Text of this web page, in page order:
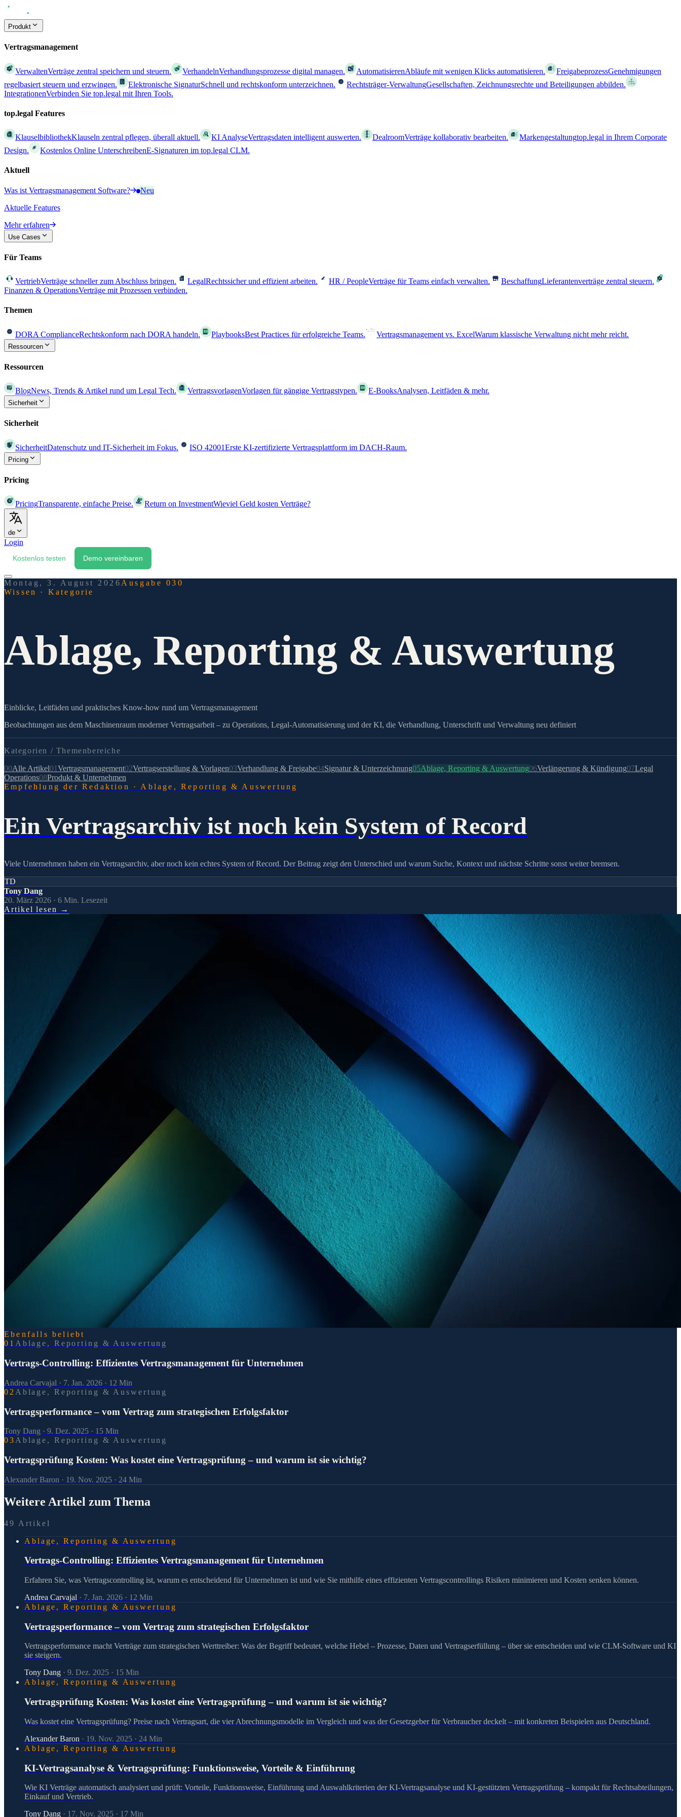
Produkt
Vertragsmanagement
VerwaltenVerträge zentral speichern und steuern. VerhandelnVerhandlungsprozesse digital managen. AutomatisierenAbläufe mit wenigen Klicks automatisieren. FreigabeprozessGenehmigungen
regelbasiert steuern und erzwingen.
Elektronische SignaturSchnell und rechtskonform unterzeichnen. Rechtsträger-VerwaltungGesellschaften, Zeichnungsrechte und Beteiligungen abbilden.
IntegrationenVerbinden Sie top.legal mit Ihren Tools.
top.legal Features
KlauselbibliothekKlauseln zentral pflegen, überall aktuell. KI AnalyseVertragsdaten intelligent auswerten. DealroomVerträge kollaborativ bearbeiten. Markengestaltungtop.legal in Ihrem Corporate
Design.
Kostenlos Online UnterschreibenE-Signaturen im top.legal CLM.
Aktuell
Was ist Vertragsmanagement Software?
Neu
Aktuelle Features
Mehr erfahren
Use Cases
Für Teams
VertriebVerträge schneller zum Abschluss bringen. LegalRechtssicher und effizient arbeiten. HR / PeopleVerträge für Teams einfach verwalten. BeschaffungLieferantenverträge zentral steuern.
Finanzen & OperationsVerträge mit Prozessen verbinden.
Themen
DORA ComplianceRechtskonform nach DORA handeln. PlaybooksBest Practices für erfolgreiche Teams. Vertragsmanagement vs. ExcelWarum klassische Verwaltung nicht mehr reicht.
Ressourcen
Ressourcen
BlogNews, Trends & Artikel rund um Legal Tech. VertragsvorlagenVorlagen für gängige Vertragstypen. E-BooksAnalysen, Leitfäden & mehr.
Sicherheit
Sicherheit
SicherheitDatenschutz und IT-Sicherheit im Fokus. ISO 42001Erste KI-zertifizierte Vertragsplattform im DACH-Raum.
Pricing
Pricing
PricingTransparente, einfache Preise. Return on InvestmentWieviel Geld kosten Verträge?
de
Login
Kostenlos testen Demo vereinbaren
Montag, 3. August 2026 Ausgabe 030
Wissen
· Kategorie
Ablage, Reporting & Auswertung
Einblicke, Leitfäden und praktisches Know-how rund um Vertragsmanagement
Beobachtungen aus dem Maschinenraum moderner Vertragsarbeit – zu Operations, Legal-Automatisierung und der KI, die Verhandlung, Unterschrift und Verwaltung neu definiert
Kategorien / Themenbereiche
00Alle Artikel01Vertragsmanagement02Vertragserstellung & Vorlagen03Verhandlung & Freigabe04Signatur & Unterzeichnung05Ablage, Reporting & Auswertung06Verlängerung & Kündigung07Legal
Operations08Produkt & Unternehmen
Empfehlung der Redaktion
· Ablage, Reporting & Auswertung
Ein Vertragsarchiv ist noch kein System of Record
Viele Unternehmen haben ein Vertragsarchiv, aber noch kein echtes System of Record. Der Beitrag zeigt den Unterschied und warum Suche, Kontext und nächste Schritte sonst weiter bremsen.
TD
Tony Dang
20. März 2026 · 6 Min. Lesezeit
Artikel lesen
→
Ebenfalls beliebt
0 1 Ablage, Reporting & Auswertung
Vertrags-Controlling: Effizientes Vertragsmanagement für Unternehmen
Andrea Carvajal · 7. Jan. 2026 · 12 Min
0 2 Ablage, Reporting & Auswertung
Vertragsperformance – vom Vertrag zum strategischen Erfolgsfaktor
Tony Dang · 9. Dez. 2025 · 15 Min
03 Ablage, Reporting & Auswertung
Vertragsprüfung Kosten: Was kostet eine Vertragsprüfung – und warum ist sie wichtig?
Alexander Baron · 19. Nov. 2025 · 24 Min
Weitere Artikel zum Thema
49 Artikel
Ablage, Reporting & Auswertung
Vertrags-Controlling: Effizientes Vertragsmanagement für Unternehmen
Erfahren Sie, was Vertragscontrolling ist, warum es entscheidend für Unternehmen ist und wie Sie mithilfe eines effizienten Vertragscontrollings Risiken minimieren und Kosten senken können.
Andrea Carvajal · 7. Jan. 2026 · 12 Min
Ablage, Reporting & Auswertung
Vertragsperformance – vom Vertrag zum strategischen Erfolgsfaktor
Vertragsperformance macht Verträge zum strategischen Werttreiber: Was der Begriff bedeutet, welche Hebel – Prozesse, Daten und Vertragserfüllung – über sie entscheiden und wie CLM-Software und KI
sie steigern.
Tony Dang · 9. Dez. 2025 · 15 Min
Ablage, Reporting & Auswertung
Vertragsprüfung Kosten: Was kostet eine Vertragsprüfung – und warum ist sie wichtig?
Was kostet eine Vertragsprüfung? Preise nach Vertragsart, die vier Abrechnungsmodelle im Vergleich und was der Gesetzgeber für Verbraucher deckelt – mit konkreten Beispielen aus Deutschland.
Alexander Baron · 19. Nov. 2025 · 24 Min
Ablage, Reporting & Auswertung
KI-Vertragsanalyse & Vertragsprüfung: Funktionsweise, Vorteile & Einführung
Wie KI Verträge automatisch analysiert und prüft: Vorteile, Funktionsweise, Einführung und Auswahlkriterien der KI-Vertragsanalyse und KI-gestützten Vertragsprüfung – kompakt für Rechtsabteilungen,
Einkauf und Vertrieb.
Tony Dang · 17. Nov. 2025 · 17 Min